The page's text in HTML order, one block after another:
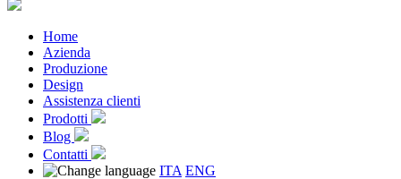
Home
Azienda
Produzione
Design
Assistenza clienti
Prodotti
Blog
Contatti
ITA ENG